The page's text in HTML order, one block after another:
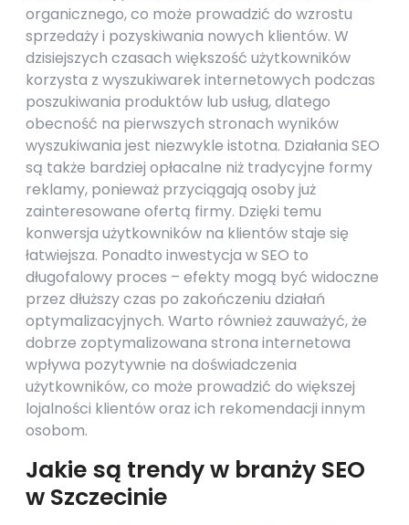
organicznego, co może prowadzić do wzrostu
sprzedaży i pozyskiwania nowych klientów. W
dzisiejszych czasach większość użytkowników
korzysta z wyszukiwarek internetowych podczas
poszukiwania produktów lub usług, dlatego
obecność na pierwszych stronach wyników
wyszukiwania jest niezwykle istotna. Działania SEO
są także bardziej opłacalne niż tradycyjne formy
reklamy, ponieważ przyciągają osoby już
zainteresowane ofertą firmy. Dzięki temu
konwersja użytkowników na klientów staje się
łatwiejsza. Ponadto inwestycja w SEO to
długofalowy proces – efekty mogą być widoczne
przez dłuższy czas po zakończeniu działań
optymalizacyjnych. Warto również zauważyć, że
dobrze zoptymalizowana strona internetowa
wpływa pozytywnie na doświadczenia
użytkowników, co może prowadzić do większej
lojalności klientów oraz ich rekomendacji innym
osobom.
Jakie są trendy w branży SEO
w Szczecinie